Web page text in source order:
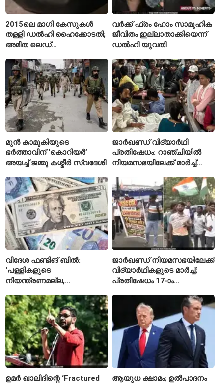
2015ലെ മാഗി കേസുകൾ
തള്ളി ഡൽഹി ഹൈക്കോടതി;
അമിത ലെഡ്
ആരോപണം
വർക്ക് ഫ്രം ഹോം സാമൂഹിക
ജീവിതം ഇല്ലാതാക്കിയെന്ന്
ഡൽഹി യുവതി
മുൻ കാമുകിയുടെ
ഭർത്താവിന് ‘കൊറിയർ’
അയച്ച് ജമ്മു കശ്മീർ സ്വദേശി
ജാർഖണ്ഡ് വിദ്യാർഥി
പ്രതിഷേധം: റാഞ്ചിയിൽ
നിയമസഭയിലേക്ക് മാർച്ച്
വിദേശ ഫണ്ടിങ് ബിൽ:
‘പള്ളികളുടെ
നിയന്ത്രണമല്ല,
— കേന്ദ്രത്തിന്റെ
വിശദീകരണം
ജാർഖണ്ഡ് നിയമസഭയിലേക്ക്
വിദ്യാർഥികളുടെ മാർച്ച്;
പ്രതിഷേധം 17-ാം
ഉമർ ഖാലിദിന്റെ ‘Fractured
ആയുധ ക്ഷാമം; ഉൽപാദനം